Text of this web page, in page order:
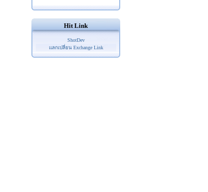
Hit Link
ShotDev
แลกเปลี่ยน Exchange Link